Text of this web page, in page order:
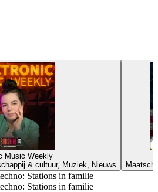
Music Weekly
& cultuur, Muziek, Nieuws
Stations in familie
Stations in familie